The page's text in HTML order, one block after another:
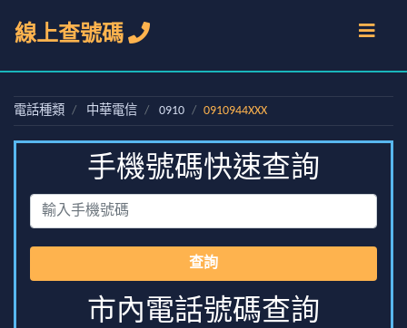
線上查號碼
電話種類 中華電信 0910 0910944XXX
手機號碼快速查詢
查詢
市內電話號碼查詢